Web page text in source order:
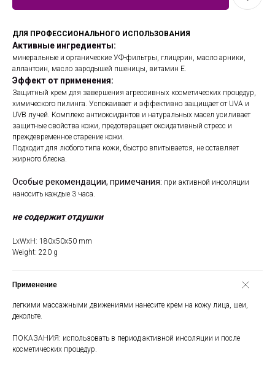
ДЛЯ ПРОФЕССИОНАЛЬНОГО ИСПОЛЬЗОВАНИЯ
Активные ингредиенты:
минеральные и органические УФ-фильтры, глицерин, масло арники,
аллантоин, масло зародышей пшеницы, витамин Е.
Эффект от применения:
Защитный крем для завершения агрессивных косметических процедур,
химического пилинга. Успокаивает и эффективно защищает от UVA и
UVB лучей. Комплекс антиоксидантов и натуральных масел усиливает
защитные свойства кожи, предотвращает оксидативный стресс и
преждевременное старение кожи.
Подходит для любого типа кожи, быстро впитывается, не оставляет
жирного блеска.
Особые рекомендации, примечания: при активной инсоляции
наносить каждые 3 часа.
не содержит отдушки
LxWxH: 180x50x50 mm
Weight: 220 g
Применение
легкими массажными движениями нанесите крем на кожу лица, шеи,
декольте.
ПОКАЗАНИЯ: использовать в период активной инсоляции и после
косметических процедур.